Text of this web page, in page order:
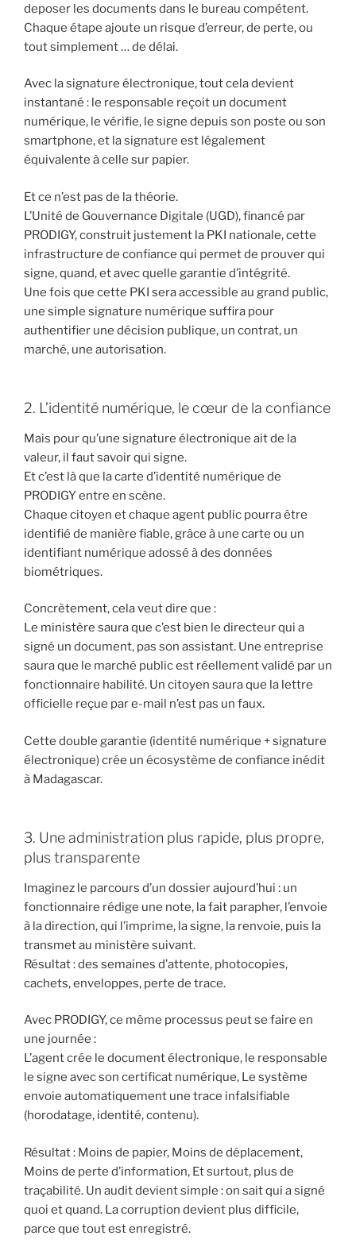
deposer les documents dans le bureau compétent.
Chaque étape ajoute un risque d’erreur, de perte, ou
tout simplement … de délai.
Avec la signature électronique, tout cela devient
instantané : le responsable reçoit un document
numérique, le vérifie, le signe depuis son poste ou son
smartphone, et la signature est légalement
équivalente à celle sur papier.
Et ce n’est pas de la théorie.
L’Unité de Gouvernance Digitale (UGD), financé par
PRODIGY, construit justement la PKI nationale, cette
infrastructure de confiance qui permet de prouver qui
signe, quand, et avec quelle garantie d’intégrité.
Une fois que cette PKI sera accessible au grand public,
une simple signature numérique suffira pour
authentifier une décision publique, un contrat, un
marché, une autorisation.
2. L’identité numérique, le cœur de la confiance
Mais pour qu’une signature électronique ait de la
valeur, il faut savoir qui signe.
Et c’est là que la carte d’identité numérique de
PRODIGY entre en scène.
Chaque citoyen et chaque agent public pourra être
identifié de manière fiable, grâce à une carte ou un
identifiant numérique adossé à des données
biométriques.
Concrètement, cela veut dire que :
Le ministère saura que c’est bien le directeur qui a
signé un document, pas son assistant. Une entreprise
saura que le marché public est réellement validé par un
fonctionnaire habilité. Un citoyen saura que la lettre
officielle reçue par e-mail n’est pas un faux.
Cette double garantie (identité numérique + signature
électronique) crée un écosystème de confiance inédit
à Madagascar.
3. Une administration plus rapide, plus propre,
plus transparente
Imaginez le parcours d’un dossier aujourd’hui : un
fonctionnaire rédige une note, la fait parapher, l’envoie
à la direction, qui l’imprime, la signe, la renvoie, puis la
transmet au ministère suivant.
Résultat : des semaines d’attente, photocopies,
cachets, enveloppes, perte de trace.
Avec PRODIGY, ce même processus peut se faire en
une journée :
L’agent crée le document électronique, le responsable
le signe avec son certificat numérique, Le système
envoie automatiquement une trace infalsifiable
(horodatage, identité, contenu).
Résultat : Moins de papier, Moins de déplacement,
Moins de perte d’information, Et surtout, plus de
traçabilité. Un audit devient simple : on sait qui a signé
quoi et quand. La corruption devient plus difficile,
parce que tout est enregistré.